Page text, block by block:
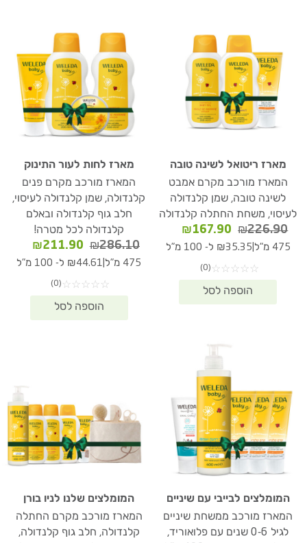
מארז ריטואל לשינה טובה
המארז מורכב מקרם אמבט
לשינה טובה, שמן קלנדולה
לעיסוי, משחת החתלה קלנדולה
₪226.90
המחיר
המקורי
₪226.90.
₪167.90
המחיר
הנוכחי
475 מ"ל ₪35.35 ל- 100 מ"ל
☆
☆
☆
☆
☆
(0)
מארז לחות לעור התינוק
המארז מורכב מקרם פנים
קלנדולה, שמן קלנדולה לעיסוי,
חלב גוף קלנדולה ובאלם
קלנדולה לכל מטרה!
₪286.10
המחיר
המקורי
₪286.10.
₪211.90
הנוכחי
475 מ"ל ₪44.61 ל- 100 מ"ל
☆
☆
☆
☆
☆
(0)
המומלצים לבייבי עם שיניים
המארז מורכב ממשחת שיניים
לגיל 0-6 שנים עם פלואוריד,
המומלצים שלנו לניו בורן
המארז מורכב מקרם החתלה
קלנדולה, חלב גוף קלנדולה,